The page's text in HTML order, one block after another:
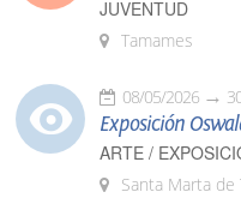
JUVENTUD
Tamames
08/05/2026
Exposición
ARTE /
Santa Marta de